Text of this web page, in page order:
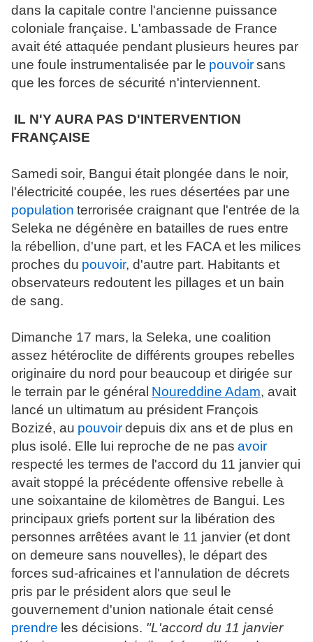
dans la capitale contre l'ancienne puissance
coloniale française. L'ambassade de France
avait été attaquée pendant plusieurs heures par
une foule instrumentalisée par le pouvoirsans
que les forces de sécurité n'interviennent.
IL N'Y AURA PAS D'INTERVENTION
FRANÇAISE
Samedi soir, Bangui était plongée dans le noir,
l'électricité coupée, les rues désertées par une
population terrorisée craignant que l'entrée de la
Seleka ne dégénère en batailles de rues entre
la rébellion, d'une part, et les FACA et les milices
proches du pouvoir, d'autre part. Habitants et
observateurs redoutent les pillages et un bain
de sang.
Dimanche 17 mars, la Seleka, une coalition
assez hétéroclite de différents groupes rebelles
originaire du nord pour beaucoup et dirigée sur
le terrain par le général Noureddine Adam, avait
lancé un ultimatum au président François
Bozizé, au pouvoirdepuis dix ans et de plus en
plus isolé. Elle lui reproche de ne pas avoir
respecté les termes de l'accord du 11 janvier qui
avait stoppé la précédente offensive rebelle à
une soixantaine de kilomètres de Bangui. Les
principaux griefs portent sur la libération des
personnes arrêtées avant le 11 janvier (et dont
on demeure sans nouvelles), le départ des
forces sud-africaines et l'annulation de décrets
pris par le président alors que seul le
gouvernement d'union nationale était censé
prendre les décisions. "L'accord du 11 janvier